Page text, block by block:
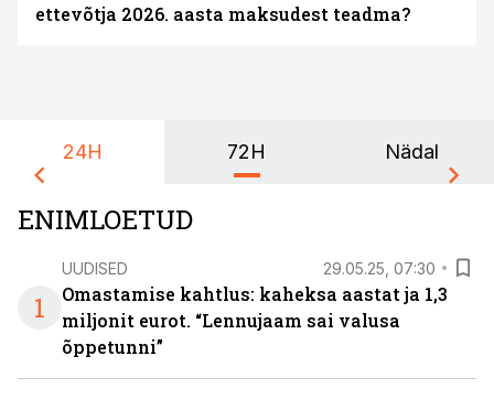
ettevõtja 2026. aasta maksudest teadma?
24H 72H Nädal
ENIMLOETUD
1
UUDISED 29.05.25, 07:30
Omastamise kahtlus: kaheksa aastat ja 1,3
miljonit eurot. “Lennujaam sai valusa
õppetunni”